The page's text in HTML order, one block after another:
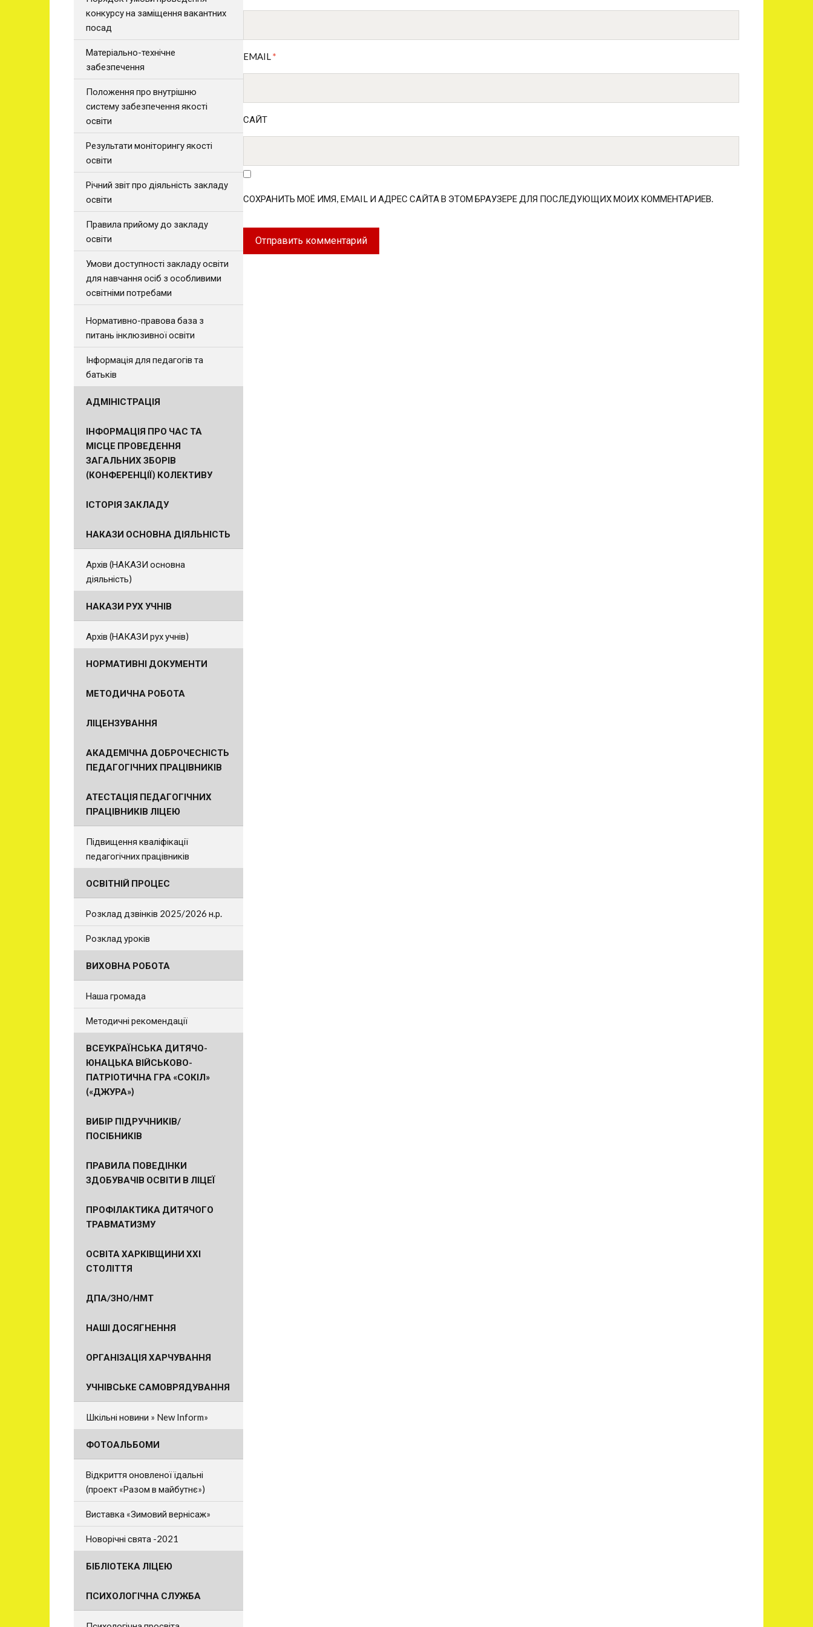
EMAIL*
САЙТ
СОХРАНИТЬ МОЁ ИМЯ, EMAIL И АДРЕС САЙТА В ЭТОМ БРАУЗЕРЕ ДЛЯ ПОСЛЕДУЮЩИХ МОИХ КОММЕНТАРИЕВ.
конкурсу на заміщення вакантних
посад
Матеріально-технічне
забезпечення
Положення про внутрішню
систему забезпечення якості
освіти
Результати моніторингу якості
освіти
Річний звіт про діяльність закладу
освіти
Правила прийому до закладу
освіти
Умови доступності закладу освіти
для навчання осіб з особливими
освітніми потребами
Нормативно-правова база з
питань інклюзивної освіти
Інформація для педагогів та
батьків
АДМІНІСТРАЦІЯ
ІНФОРМАЦІЯ ПРО ЧАС ТА
МІСЦЕ ПРОВЕДЕННЯ
ЗАГАЛЬНИХ ЗБОРІВ
(КОНФЕРЕНЦІЇ) КОЛЕКТИВУ
ІСТОРІЯ ЗАКЛАДУ
НАКАЗИ ОСНОВНА ДІЯЛЬНІСТЬ
Архів (НАКАЗИ основна
діяльність)
НАКАЗИ РУХ УЧНІВ
Архів (НАКАЗИ рух учнів)
НОРМАТИВНІ ДОКУМЕНТИ
МЕТОДИЧНА РОБОТА
ЛІЦЕНЗУВАННЯ
АКАДЕМІЧНА ДОБРОЧЕСНІСТЬ
ПЕДАГОГІЧНИХ ПРАЦІВНИКІВ
АТЕСТАЦІЯ ПЕДАГОГІЧНИХ
ПРАЦІВНИКІВ ЛІЦЕЮ
Підвищення кваліфікації
педагогічних працівників
ОСВІТНІЙ ПРОЦЕС
Розклад дзвінків 2025/2026 н.р.
Розклад уроків
ВИХОВНА РОБОТА
Наша громада
Методичні рекомендації
ВСЕУКРАЇНСЬКА ДИТЯЧО-
ЮНАЦЬКА ВІЙСЬКОВО-
ПАТРІОТИЧНА ГРА «СОКІЛ»
(«ДЖУРА»)
ВИБІР ПІДРУЧНИКІВ/
ПОСІБНИКІВ
ПРАВИЛА ПОВЕДІНКИ
ЗДОБУВАЧІВ ОСВІТИ В ЛІЦЕЇ
ПРОФІЛАКТИКА ДИТЯЧОГО
ТРАВМАТИЗМУ
ОСВІТА ХАРКІВЩИНИ ХХІ
СТОЛІТТЯ
ДПА/ЗНО/НМТ
НАШІ ДОСЯГНЕННЯ
ОРГАНІЗАЦІЯ ХАРЧУВАННЯ
УЧНІВСЬКЕ САМОВРЯДУВАННЯ
Шкільні новини » New Inform»
ФОТОАЛЬБОМИ
Відкриття оновленої їдальні
(проект «Разом в майбутнє»)
Виставка «Зимовий вернісаж»
Новорічні свята -2021
БІБЛІОТЕКА ЛІЦЕЮ
ПСИХОЛОГІЧНА СЛУЖБА